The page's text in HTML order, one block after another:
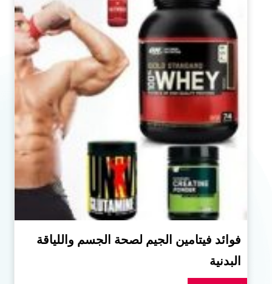
فوائد فيتامين الجيم لصحة الجسم واللياقة
البدنية